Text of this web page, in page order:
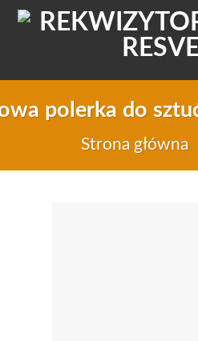
polerka do
Strona główna